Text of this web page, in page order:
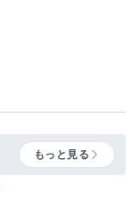
もっと見る